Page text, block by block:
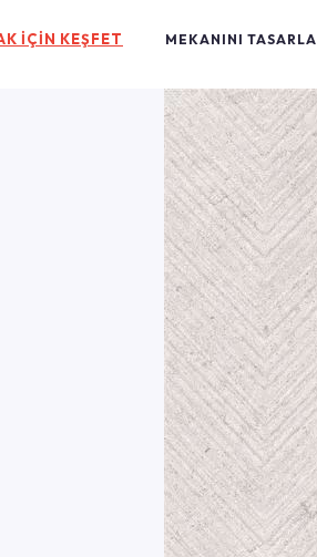
İÇİN KEŞFET MEKANINI TASARLA